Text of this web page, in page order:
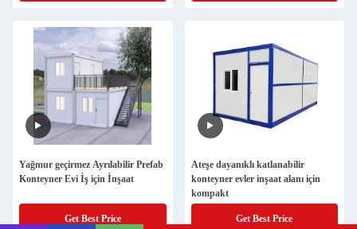
Yağmur geçirmez Ayrılabilir Prefab
Konteyner Evi İş için İnşaat
Get Best Price
Ateşe dayanıklı katlanabilir
konteyner evler inşaat alanı için
kompakt
Get Best Price